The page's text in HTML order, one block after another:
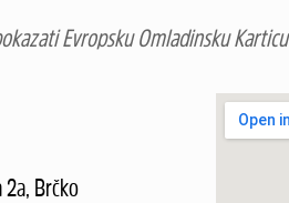
Evropsku Omladinsku Karticu
2a, Brčko